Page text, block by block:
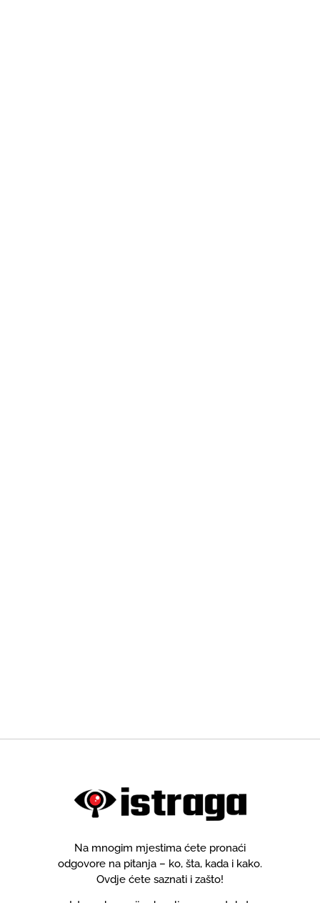
Na mnogim mjestima ćete pronaći
odgovore na pitanja – ko, šta, kada i kako.
Ovdje ćete saznati i zašto!